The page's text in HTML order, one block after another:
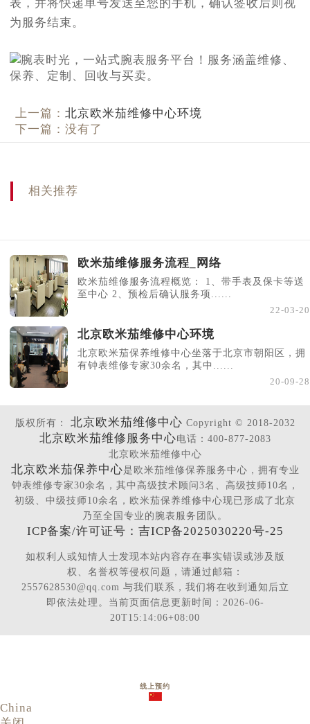
表，并将快递单号发送至您的手机，确认签收后则视
为服务结束。
上一篇：北京欧米茄维修中心环境
下一篇：没有了
相关推荐
欧米茄维修服务流程_网络
欧米茄维修服务流程概览： 1、带手表及保卡等送
至中心 2、预检后确认服务项......
22-03-20
北京欧米茄维修中心环境
北京欧米茄保养维修中心坐落于北京市朝阳区，拥
有钟表维修专家30余名，其中......
20-09-28
版权所有： 北京欧米茄维修中心 Copyright © 2018-2032
北京欧米茄维修服务中心电话：400-877-2083
北京欧米茄维修中心
北京欧米茄保养中心是欧米茄维修保养服务中心，拥有专业
钟表维修专家30余名，其中高级技术顾问3名、高级技师10名，
初级、中级技师10余名，欧米茄保养维修中心现已形成了北京
乃至全国专业的腕表服务团队。
ICP备案/许可证号：吉ICP备2025030220号-25
如权利人或知情人士发现本站内容存在事实错误或涉及版
权、名誉权等侵权问题，请通过邮箱：
2557628530@qq.com 与我们联系，我们将在收到通知后立
即依法处理。当前页面信息更新时间：2026-06-
20T15:14:06+08:00
线上预约
China